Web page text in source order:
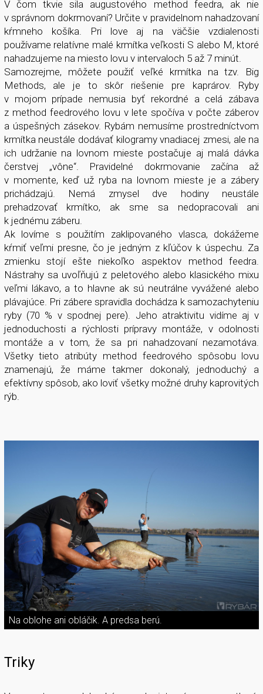
V čom tkvie sila augustového method feedra, ak nie
v správnom dokrmovaní? Určite v pravidelnom nahadzovaní
kŕmneho košíka. Pri love aj na väčšie vzdialenosti
používame relatívne malé krmítka veľkosti S alebo M, ktoré
nahadzujeme na miesto lovu v intervaloch 5 až 7 minút.
Samozrejme, môžete použiť veľké krmítka na tzv. Big
Methods, ale je to skôr riešenie pre kaprárov. Ryby
v mojom prípade nemusia byť rekordné a celá zábava
z method feedrového lovu v lete spočíva v počte záberov
a úspešných zásekov. Rybám nemusíme prostredníctvom
krmítka neustále dodávať kilogramy vnadiacej zmesi, ale na
ich udržanie na lovnom mieste postačuje aj malá dávka
čerstvej „vône“. Pravidelné dokrmovanie začína až
v momente, keď už ryba na lovnom mieste je a zábery
prichádzajú. Nemá zmysel dve hodiny neustále
prehadzovať krmítko, ak sme sa nedopracovali ani
k jednému záberu.
Ak lovíme s použitím zaklipovaného vlasca, dokážeme
kŕmiť veľmi presne, čo je jedným z kľúčov k úspechu. Za
zmienku stojí ešte niekoľko aspektov method feedra.
Nástrahy sa uvoľňujú z peletového alebo klasického mixu
veľmi lákavo, a to hlavne ak sú neutrálne vyvážené alebo
plávajúce. Pri zábere spravidla dochádza k samozachyteniu
ryby (70 % v spodnej pere). Jeho atraktivitu vidíme aj v
jednoduchosti a rýchlosti prípravy montáže, v odolnosti
montáže a v tom, že sa pri nahadzovaní nezamotáva.
Všetky tieto atribúty method feedrového spôsobu lovu
znamenajú, že máme takmer dokonalý, jednoduchý a
efektívny spôsob, ako loviť všetky možné druhy kaprovitých
rýb.
Na oblohe ani obláčik. A predsa berú.
Triky